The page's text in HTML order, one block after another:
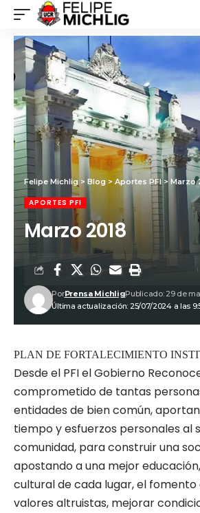
Felipe Michlig > Blog > Aportes PFI> Marzo
APORTES PFI
Marzo 2018
Última actualización: 25/07/2024 a las
PorPrensa MichligPublicado: 29 de
PLAN DE FORTALECIMIENTO
Desde el PFI el Gobierno
comprometido de tantas
entidades de bien común,
tiempo y esfuerzos personales al
comunidad, para construir una
apostando a una mejor
cultural de cada lugar, el
valores altruistas, mejorar